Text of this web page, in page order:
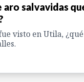
aro salvavidas
visto en Utila, ¿qué